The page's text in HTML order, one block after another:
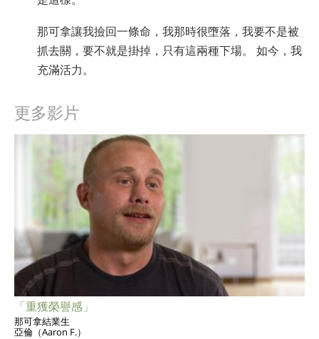
那可拿讓我撿回一條命，我那時很墮落，我要不是被
抓去關，要不就是掛掉，只有這兩種下場。 如今，我
充滿活力。
更多影片
「重獲榮譽感」
那可拿結業生
亞倫（Aaron F.）